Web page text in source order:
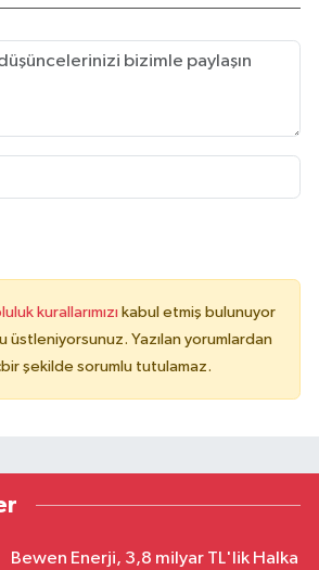
kurallarımızı kabul etmiş bulunuyor
üstleniyorsunuz. Yazılan yorumlardan
şekilde sorumlu tutulamaz.
Bewen Enerji, 3,8 milyar TL'lik Halka